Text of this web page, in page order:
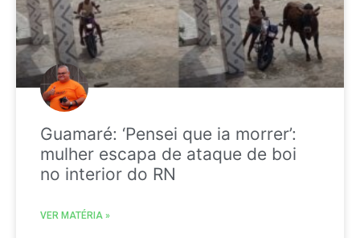
Guamaré: ‘Pensei que ia morrer’:
mulher escapa de ataque de boi
no interior do RN
VER MATÉRIA »